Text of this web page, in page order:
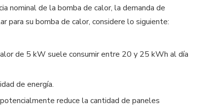
nominal de la bomba de calor, la demanda de
para su bomba de calor, considere lo siguiente:
de 5 kW suele consumir entre 20 y 25 kWh al día
de energía.
reduce la cantidad de paneles